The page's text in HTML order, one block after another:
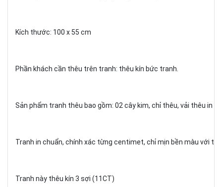
Kích thước: 100 x 55 cm
Phần khách cần thêu trên tranh: thêu kín bức tranh.
Sản phẩm tranh thêu bao gồm: 02 cây kim, chỉ thêu, vải thêu in
Tranh in chuẩn, chính xác từng centimet, chỉ mịn bền màu với
Tranh này thêu kín 3 sợi (11CT)